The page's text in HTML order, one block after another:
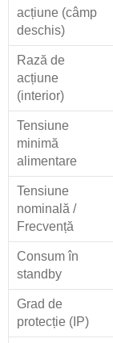
acțiune (câmp
deschis)
Rază de
acțiune
(interior)
Tensiune
minimă
alimentare
Tensiune
nominală /
Frecvență
Consum în
standby
Grad de
protecție (IP)